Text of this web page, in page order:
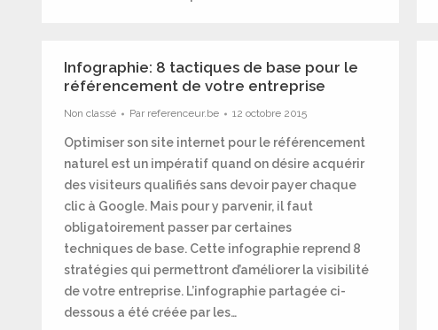
Infographie: 8 tactiques de base pour le
référencement de votre entreprise
Non classé Par referenceur.be 12 octobre 2015
Optimiser son site internet pour le référencement
naturel est un impératif quand on désire acquérir
des visiteurs qualifiés sans devoir payer chaque
clic à Google. Mais pour y parvenir, il faut
obligatoirement passer par certaines
techniques de base. Cette infographie reprend 8
stratégies qui permettront d’améliorer la visibilité
de votre entreprise. L’infographie partagée ci-
dessous a été créée par les…